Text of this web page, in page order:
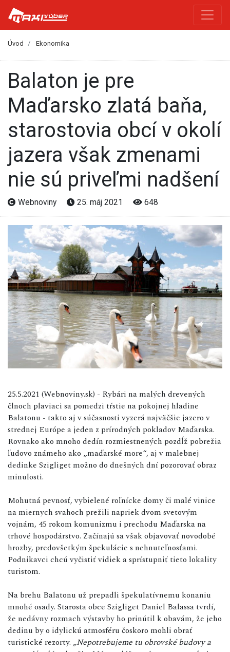
Úvod Ekonomika
Balaton je pre
Maďarsko zlatá baňa,
starostovia obcí v okolí
jazera však zmenami
nie sú priveľmi nadšení
Webnoviny 25. máj 2021 648
25.5.2021 (Webnoviny.sk) - Rybári na malých drevených
člnoch plaviaci sa pomedzi tŕstie na pokojnej hladine
Balatonu - takto aj v súčasnosti vyzerá najväčšie jazero v
strednej Európe a jeden z prírodných pokladov Maďarska.
Rovnako ako mnoho dedín rozmiestnených pozdĺž pobrežia
ľudovo známeho ako „maďarské more“, aj v malebnej
dedinke Szigliget možno do dnešných dní pozorovať obraz
minulosti.
Mohutná pevnosť, vybielené roľnícke domy či malé vinice
na miernych svahoch prežili napriek dvom svetovým
vojnám, 45 rokom komunizmu i prechodu Maďarska na
trhové hospodárstvo. Začínajú sa však objavovať novodobé
hrozby, predovšetkým špekulácie s nehnuteľnosťami.
Podnikavci chcú vyčistiť vidiek a sprístupniť tieto lokality
turistom.
Na brehu Balatonu už prepadli špekulatívnemu konaniu
mnohé osady. Starosta obce Szigliget Daniel Balassa tvrdí,
že nedávny rozmach výstavby ho prinútil k obavám, že jeho
dedinu by o idylickú atmosféru čoskoro mohli obrať
turistické rezorty. „Nepotrebujeme tu obrovské budovy a